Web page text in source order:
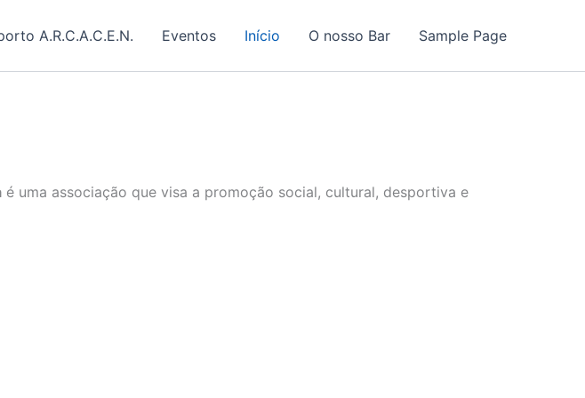
A.R.C.A.C.E.N. Eventos Início O nosso Bar Sample Page
é uma associação que visa a promoção social, cultural, desportiva e